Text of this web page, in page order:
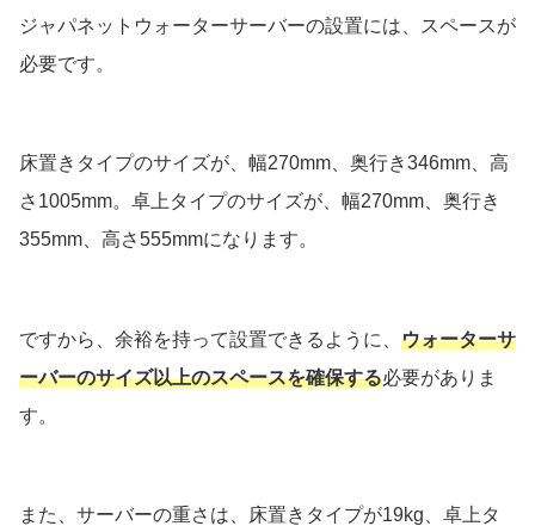
ジャパネットウォーターサーバーの設置には、スペースが
必要です。
床置きタイプのサイズが、幅270mm、奥行き346mm、高
さ1005mm。卓上タイプのサイズが、幅270mm、奥行き
355mm、高さ555mmになります。
ですから、余裕を持って設置できるように、 ウォーターサ
ーバーのサイズ以上のスペースを確保する必要がありま
す。
また、サーバーの重さは、床置きタイプが19kg、卓上タ